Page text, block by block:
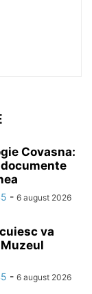
Covasna:
- 6 august 2026
va
- 6 august 2026